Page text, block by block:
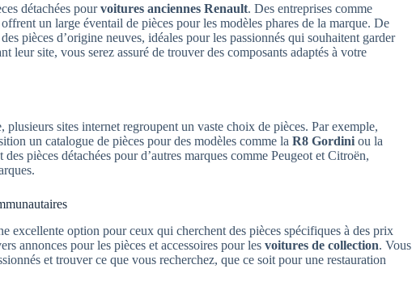
détachées pourvoitures anciennes Renault. Des entreprises comme
un large éventail de pièces pour les modèles phares de la marque. De
pièces d’origine neuves, idéales pour les passionnés qui souhaitent garder
leur site, vous serez assuré de trouver des composants adaptés à votre
sites internet regroupent un vaste choix de pièces. Par exemple,
un catalogue de pièces pour des modèles comme la R8 Gordini ou la
pièces détachées pour d’autres marques comme Peugeot et Citroën,
excellente option pour ceux qui cherchent des pièces spécifiques à des prix
annonces pour les pièces et accessoires pour les voitures de collection. Vous
et trouver ce que vous recherchez, que ce soit pour une restauration